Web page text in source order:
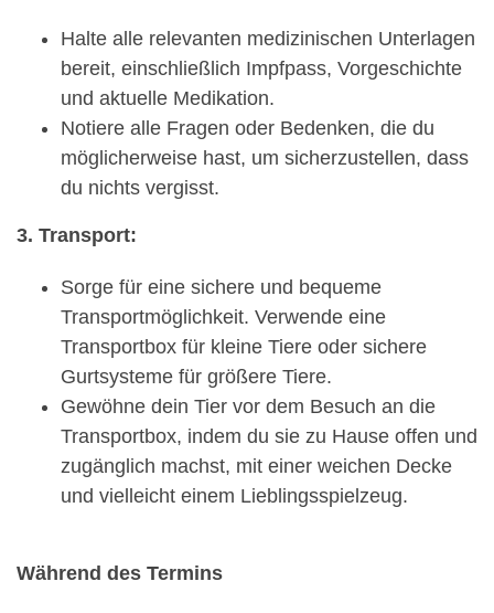
Halte alle relevanten medizinischen Unterlagen
bereit, einschließlich Impfpass, Vorgeschichte
und aktuelle Medikation.
Notiere alle Fragen oder Bedenken, die du
möglicherweise hast, um sicherzustellen, dass
du nichts vergisst.
3. Transport:
Sorge für eine sichere und bequeme
Transportmöglichkeit. Verwende eine
Transportbox für kleine Tiere oder sichere
Gurtsysteme für größere Tiere.
Gewöhne dein Tier vor dem Besuch an die
Transportbox, indem du sie zu Hause offen und
zugänglich machst, mit einer weichen Decke
und vielleicht einem Lieblingsspielzeug.
Während des Termins